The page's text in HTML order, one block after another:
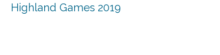
Highland Games 2019